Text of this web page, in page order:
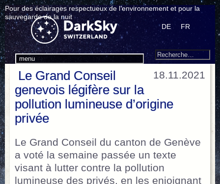
Pour des éclairages respectueux de l’environnement et pour la
sauvegarde de la nuit
menu
DE FR
Search
Recherche
:
18.11.2021
Le Grand Conseil
genevois légifère sur la
pollution lumineuse d’origine
privée
Le Grand Conseil du canton de Genève
a voté la semaine passée un texte
visant à lutter contre la pollution
lumineuse des privés, en les enjoignant